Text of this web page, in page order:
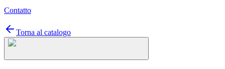
Contatto
Torna al catalogo